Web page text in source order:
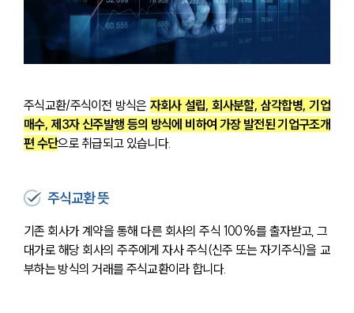
주식교환/주식이전 방식은 자회사 설립, 회사분할, 삼각합병, 기업
매수, 제3자 신주발행 등의 방식에 비하여 가장 발전된 기업구조개
편 수단으로 취급되고 있습니다.
주식교환 뜻
기존 회사가 계약을 통해 다른 회사의 주식 100%를 출자받고, 그
대가로 해당 회사의 주주에게 자사 주식(신주 또는 자기주식)을 교
부하는 방식의 거래를 주식교환이라 합니다.